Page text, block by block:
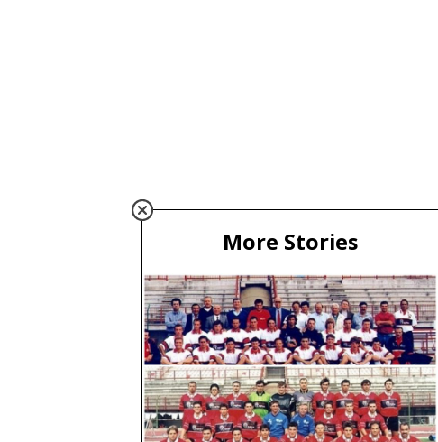
More Stories